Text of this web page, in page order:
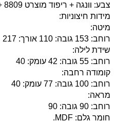
צבע: וונגה + ריפוד מוצרט 8809 + אבני קריסטל.
מידות חיצוניות:
מיטה:
רוחב: 153 גובה: 110 אורך: 217
שידת לילה:
רוחב: 55 גובה: 42 עומק: 40
קומודה רחבה:
רוחב: 100 גובה: 77 עומק: 40
מראה:
רוחב: 90 גובה: 90
חומר גלם: MDF.